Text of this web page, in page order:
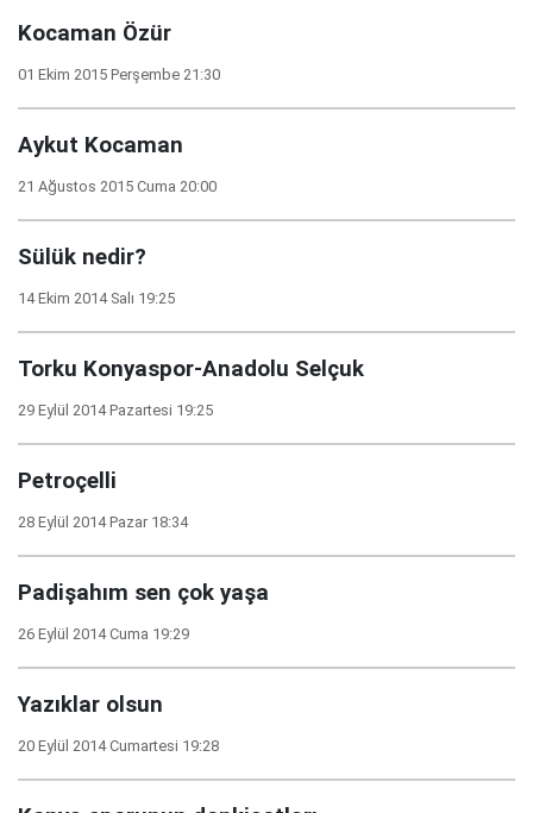
Kocaman Özür
01 Ekim 2015 Perşembe 21:30
Aykut Kocaman
21 Ağustos 2015 Cuma 20:00
Sülük nedir?
14 Ekim 2014 Salı 19:25
Torku Konyaspor-Anadolu Selçuk
29 Eylül 2014 Pazartesi 19:25
Petroçelli
28 Eylül 2014 Pazar 18:34
Padişahım sen çok yaşa
26 Eylül 2014 Cuma 19:29
Yazıklar olsun
20 Eylül 2014 Cumartesi 19:28